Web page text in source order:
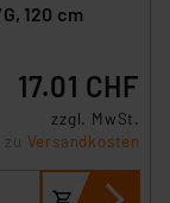
120 cm
17.01 CHF
zzgl. MwSt.
Versandkosten